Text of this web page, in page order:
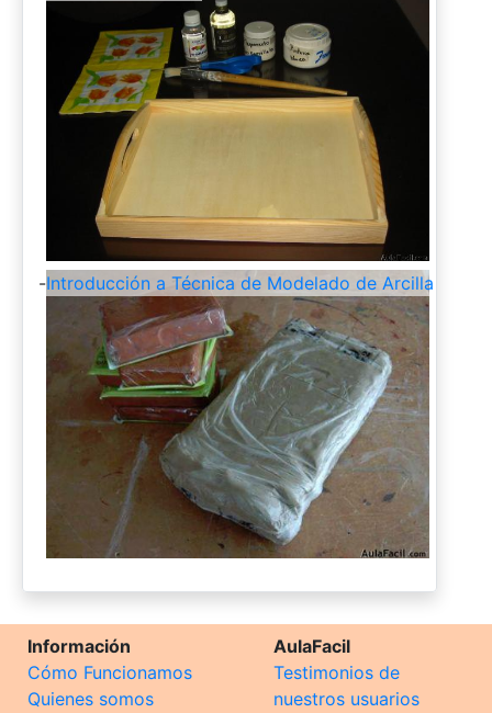
-Introducción a Técnica de Modelado de Arcilla
Información
Cómo Funcionamos
Quienes somos
AulaFacil
Testimonios de
nuestros usuarios